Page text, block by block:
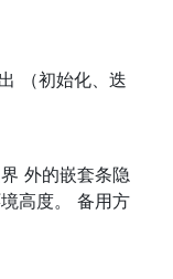
（初始化、迭
外的嵌套条隐
高度。 备用方